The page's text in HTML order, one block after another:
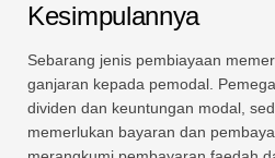
Kesimpulannya
Sebarang jenis pembiayaan
ganjaran kepada pemodal.
dividen dan keuntungan modal,
memerlukan bayaran dan